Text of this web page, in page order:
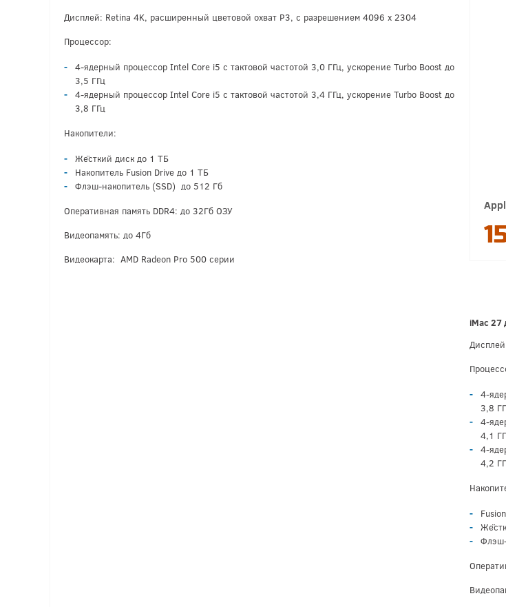
Дисплей: Retina 4K, расширенный цветовой охват P3, с разрешением 4096 x 2304
Процессор:
4-ядерный процессор Intel Core i5 с тактовой частотой 3,0 ГГц, ускорение Turbo Boost до
3,5 ГГц
4-ядерный процессор Intel Core i5 с тактовой частотой 3,4 ГГц, ускорение Turbo Boost до
3,8 ГГц
Накопители:
Жёсткий диск до 1 ТБ
Накопитель Fusion Drive до 1 ТБ
Флэш-накопитель (SSD) до 512 Гб
Оперативная память DDR4: до 32Гб ОЗУ
Видеопамять: до 4Гб
Видеокарта: AMD Radeon Pro 500 серии
iMac 27
4-
3,8
4-
4,1
4-
4,2